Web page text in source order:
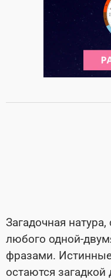
Загадочная
любого одной-
фразами.
остаются